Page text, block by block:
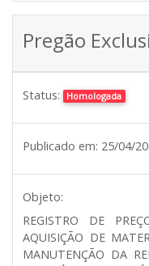
Pregão
Status: Homologada
Publicado em: 25/04/
Objeto:
REGISTRO DE
AQUISIÇÃO DE
MANUTENÇÃO DA